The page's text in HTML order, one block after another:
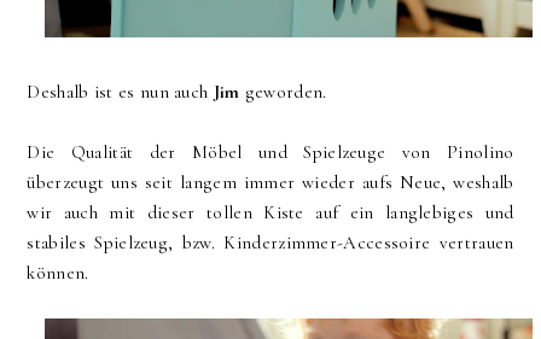
Deshalb ist es nun auch Jim geworden.
Die Qualität der Möbel und Spielzeuge von Pinolino
überzeugt uns seit langem immer wieder aufs Neue, weshalb
wir auch mit dieser tollen Kiste auf ein langlebiges und
stabiles Spielzeug, bzw. Kinderzimmer-Accessoire vertrauen
können.